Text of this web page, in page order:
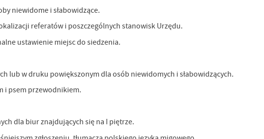
niewidome i słabowidzące.
referatów i poszczególnych stanowisk Urzędu.
ustawienie miejsc do siedzenia.
lub w druku powiększonym dla osób niewidomych i słabowidzących.
i psem przewodnikiem.
dla biur znajdujących się na I piętrze.
mediów